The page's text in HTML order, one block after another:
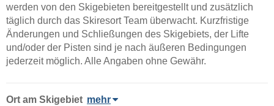
werden von den Skigebieten bereitgestellt und zusätzlich
täglich durch das Skiresort Team überwacht. Kurzfristige
Änderungen und Schließungen des Skigebiets, der Lifte
und/oder der Pisten sind je nach äußeren Bedingungen
jederzeit möglich. Alle Angaben ohne Gewähr.
Ort am Skigebiet mehr